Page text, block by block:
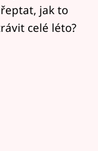
jak to
celé léto?